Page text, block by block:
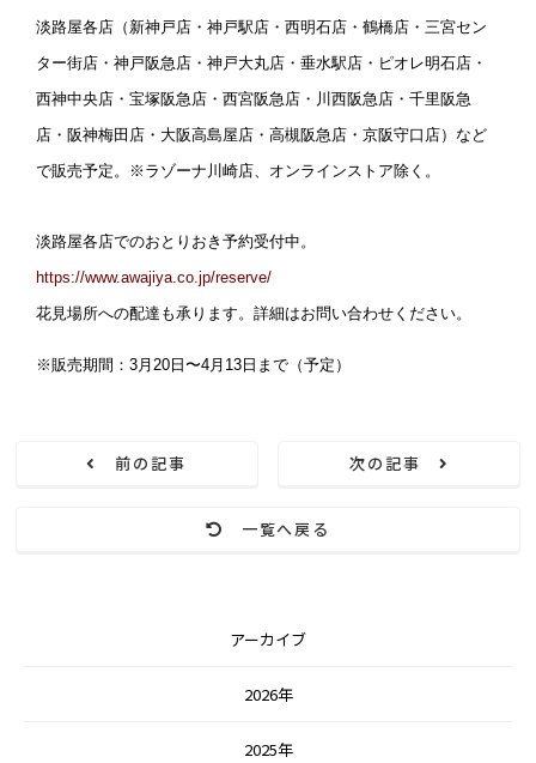
淡路屋各店（新神戸店・神戸駅店・西明石店・鶴橋店・三宮セン
ター街店・神戸阪急店・神戸大丸店・垂水駅店・ピオレ明石店・
西神中央店・宝塚阪急店・西宮阪急店・川西阪急店・千里阪急
店・阪神梅田店・大阪高島屋店・高槻阪急店・京阪守口店）など
で販売予定。※ラゾーナ川崎店、オンラインストア除く。
淡路屋各店でのおとりおき予約受付中。
https://www.awajiya.co.jp/reserve/
花見場所への配達も承ります。詳細はお問い合わせください。
※販売期間：3月20日〜4月13日まで（予定）
前の記事
一覧へ戻る
次の記事
アーカイブ
2026年
2025年